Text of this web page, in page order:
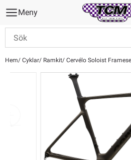
Meny
Hem Cyklar Ramkit Cervélo Soloist